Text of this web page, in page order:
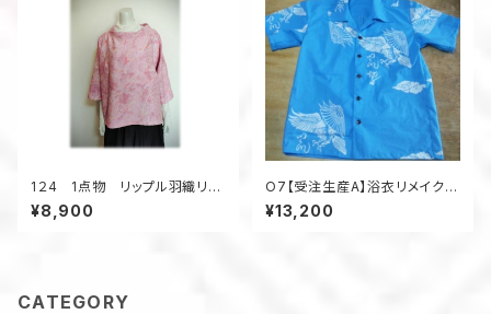
1２4 1点物 リップル羽織リメ
イク プルオーバーブラウス ３
シーズン ツイスト衿 リラック
¥8,900
O7【受注生産A】浴衣リメイクア
ロハシャツレギュラーオーダー
¥13,200
CATEGORY